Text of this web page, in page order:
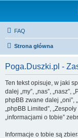
FAQ
Strona główna
Poga.Duszki.pl -
Ten tekst opisuje, w jaki
dalej „my”, „nas”, „nasz”,
phpBB zwane dalej „oni”,
„phpBB Limited”,
„informacjami o tobie”
Informacje o tobie są